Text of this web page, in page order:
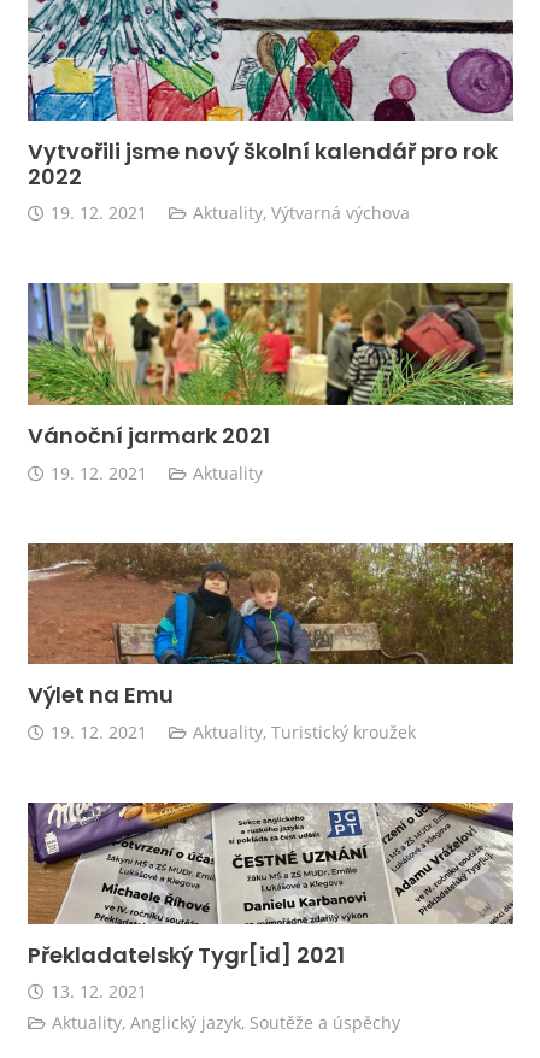
Vytvořili jsme nový školní kalendář pro rok
2022
19. 12. 2021 Aktuality,Výtvarná výchova
Vánoční jarmark 2021
19. 12. 2021 Aktuality
Výlet na Emu
19. 12. 2021 Aktuality,Turistický kroužek
Překladatelský Tygr[id] 2021
13. 12. 2021
Aktuality, Anglický jazyk, Soutěže a úspěchy